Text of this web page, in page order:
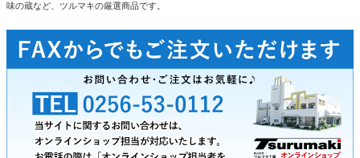
味の蔵など、ツルマキの厳選商品です。